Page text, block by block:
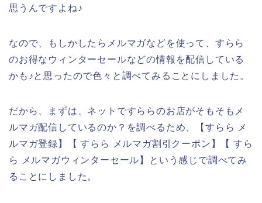
思うんですよね♪
なので、もしかしたらメルマガなどを使って、すらら
のお得なウィンターセールなどの情報を配信している
かも♪と思ったので色々と調べてみることにしました。
だから、まずは、ネットですららのお店がそもそもメ
ルマガ配信しているのか？を調べるため、【すらら メ
ルマガ登録】【 すらら メルマガ割引クーポン】【 すら
ら メルマガウィンターセール】という感じで調べてみ
ることにしました。